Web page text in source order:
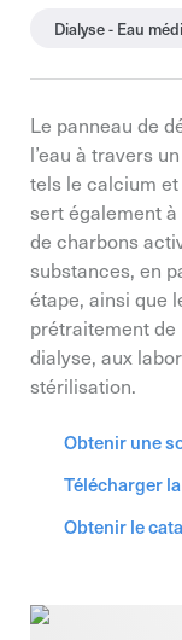
Dialyse - Eau
Le panneau de
l’eau à travers
tels le calcium et
sert également
de charbons
substances, en
étape, ainsi que
prétraitement de
dialyse, aux
stérilisation.
Obtenir une
Télécharger
Obtenir le